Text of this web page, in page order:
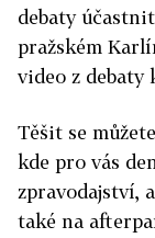
debaty
pražském
video z debaty
Těšit se
kde pro vás
zpravodajství,
také na